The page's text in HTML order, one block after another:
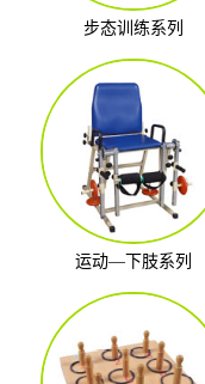
步态训练系列
运动—下肢系列